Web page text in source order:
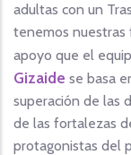
adultas con un
tenemos nuestras
apoyo que el
Gizaide se basa
superación de las
de las fortalezas
protagonistas del